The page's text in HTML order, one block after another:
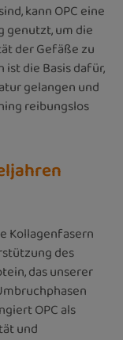
kann OPC eine
genutzt, um die
der Gefäße zu
die Basis dafür,
gelangen und
reibungslos
Kollagenfasern
des
das unserer
OPC als
und